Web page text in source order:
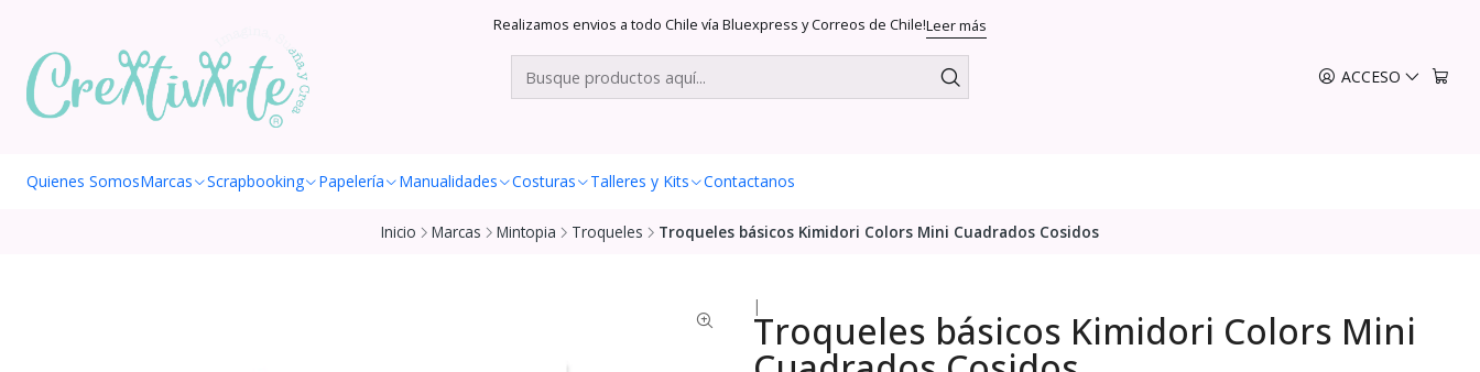
ACCESO
Quienes SomosMarcas Scrapbooking Papelería Manualidades Costuras Talleres y Kits Contactanos
Realizamos envios a todo Chile vía Bluexpress y Correos de Chile!Leer más
Inicio Marcas Mintopia Troqueles Troqueles básicos Kimidori Colors Mini Cuadrados Cosidos
|
Troqueles básicos Kimidori Colors Mini